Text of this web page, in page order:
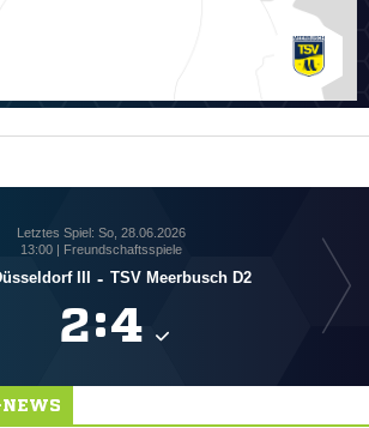
Letztes Spiel: So, 28.06.2026
13:00 | Freundschaftsspiele
III - TSV Meerbusch D2
: